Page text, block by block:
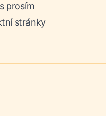
prosím
stránky